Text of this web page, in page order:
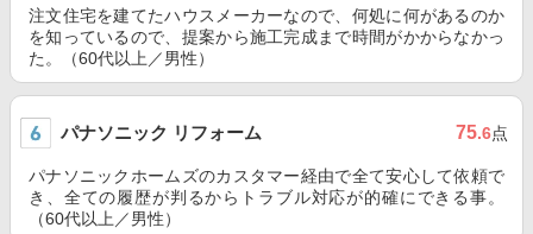
注文住宅を建てたハウスメーカーなので、何処に何があるのか
を知っているので、提案から施工完成まで時間がかからなかっ
た。（60代以上／男性）
パナソニック リフォーム 75.6点
パナソニックホームズのカスタマー経由で全て安心して依頼で
き、全ての履歴が判るからトラブル対応が的確にできる事。
（60代以上／男性）